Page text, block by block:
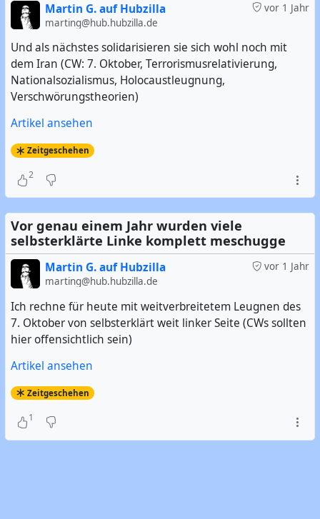
vor 1 Jahr
Martin G. auf Hubzilla
marting@hub.hubzilla.de
Und als nächstes solidarisieren sie sich wohl noch mit
dem Iran (CW: 7. Oktober, Terrorismusrelativierung,
Nationalsozialismus, Holocaustleugnung,
Verschwörungstheorien)
Artikel ansehen
Zeitgeschehen
2
Vor genau einem Jahr wurden viele
selbsterklärte Linke komplett meschugge
vor 1 Jahr
Martin G. auf Hubzilla
marting@hub.hubzilla.de
Ich rechne für heute mit weitverbreitetem Leugnen des
7. Oktober von selbsterklärt weit linker Seite (CWs sollten
hier offensichtlich sein)
Artikel ansehen
Zeitgeschehen
1